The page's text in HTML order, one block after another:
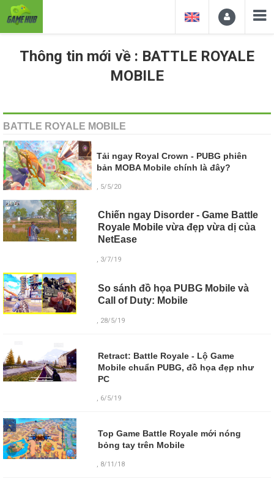
Thông tin mới về : BATTLE ROYALE
MOBILE
BATTLE ROYALE MOBILE
Tải ngay Royal Crown - PUBG phiên
bản MOBA Mobile chính là đây?
, 5/5/20
Chiến ngay Disorder - Game Battle
Royale Mobile vừa đẹp vừa dị của
NetEase
, 3/7/19
So sánh đồ họa PUBG Mobile và
Call of Duty: Mobile
, 28/5/19
Retract: Battle Royale - Lộ Game
Mobile chuẩn PUBG, đồ họa đẹp như
PC
, 6/5/19
Top Game Battle Royale mới nóng
bỏng tay trên Mobile
, 8/11/18